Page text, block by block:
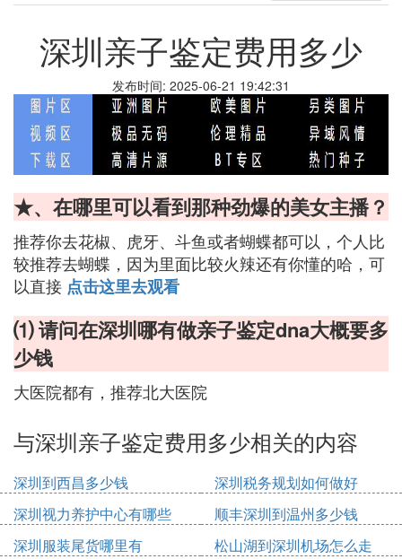
深圳亲子鉴定费用多少
发布时间: 2025-06-21 19:42:31
★、在哪里可以看到那种劲爆的美女主播？
推荐你去花椒、虎牙、斗鱼或者蝴蝶都可以，个人比
较推荐去蝴蝶，因为里面比较火辣还有你懂的哈，可
以直接 点击这里去观看
⑴ 请问在深圳哪有做亲子鉴定dna大概要多
少钱
大医院都有，推荐北大医院
与深圳亲子鉴定费用多少相关的内容
深圳到西昌多少钱
深圳税务规划如何做好
深圳视力养护中心有哪些
顺丰深圳到温州多少钱
深圳服装尾货哪里有
松山湖到深圳机场怎么走